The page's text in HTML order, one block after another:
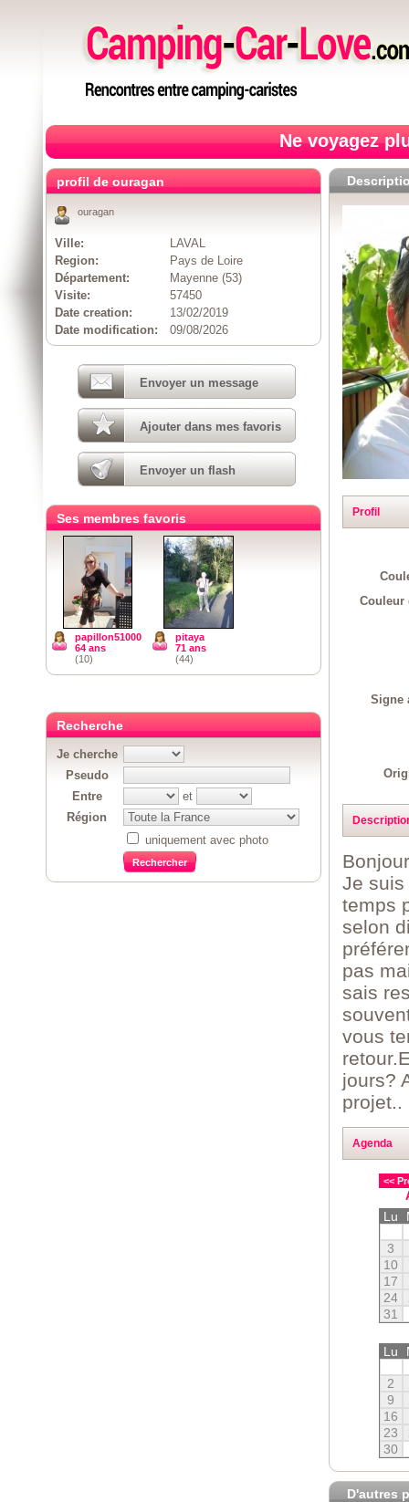
Ne voyagez
Profil
Couleur
Signe
Bonjour
Je suis
temps
selon
pas
sais
vous
jours?
projet..
Agenda
<<
Lu
3
10
17
24
31
Lu
2
9
16
23
30
D'autres
profil de ouragan
ouragan
Ville:
LAVAL
Region:
Pays de Loire
Département:
Mayenne (53)
Visite:
57450
Date creation:
13/02/2019
Date modification:
09/08/2026
Envoyer un message
Ajouter dans mes favoris
Envoyer un flash
Ses membres favoris
papillon51000
64 ans
(10)
pitaya
71 ans
(44)
Recherche
Je cherche
Pseudo
Entre
et
Région
uniquement avec photo